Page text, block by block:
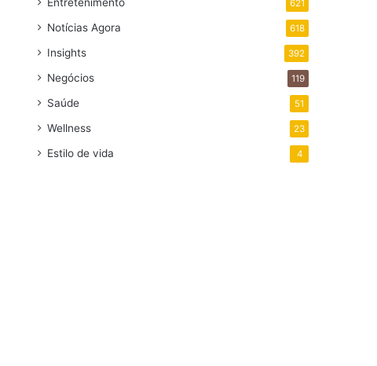
621
Notícias Agora 618
Insights 392
Negócios 119
Saúde 51
Wellness 23
Estilo de vida 4